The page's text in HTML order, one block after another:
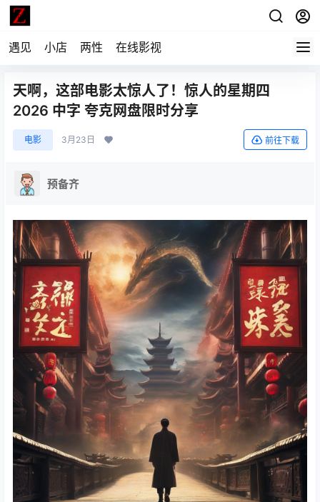
遇见 小店 两性 在线影视
天啊，这部电影太惊人了！惊人的星期四
2026 中字 夸克网盘限时分享
电影 3月23日 前往下载
预备齐